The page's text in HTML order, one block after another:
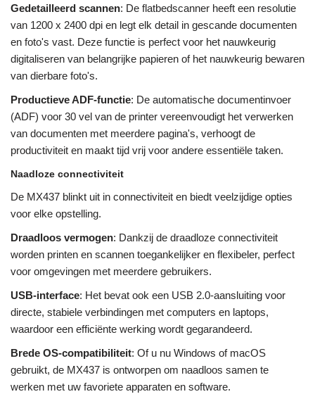
Gedetailleerd scannen: De flatbedscanner heeft een resolutie
van 1200 x 2400 dpi en legt elk detail in gescande documenten
en foto's vast. Deze functie is perfect voor het nauwkeurig
digitaliseren van belangrijke papieren of het nauwkeurig bewaren
van dierbare foto's.
Productieve ADF-functie: De automatische documentinvoer
(ADF) voor 30 vel van de printer vereenvoudigt het verwerken
van documenten met meerdere pagina's, verhoogt de
productiviteit en maakt tijd vrij voor andere essentiële taken.
Naadloze connectiviteit
De MX437 blinkt uit in connectiviteit en biedt veelzijdige opties
voor elke opstelling.
Draadloos vermogen: Dankzij de draadloze connectiviteit
worden printen en scannen toegankelijker en flexibeler, perfect
voor omgevingen met meerdere gebruikers.
USB-interface: Het bevat ook een USB 2.0-aansluiting voor
directe, stabiele verbindingen met computers en laptops,
waardoor een efficiënte werking wordt gegarandeerd.
Brede OS-compatibiliteit: Of u nu Windows of macOS
gebruikt, de MX437 is ontworpen om naadloos samen te
werken met uw favoriete apparaten en software.